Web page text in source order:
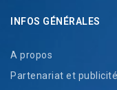
INFOS GÉNÉRALES
A propos
Partenariat et publicité